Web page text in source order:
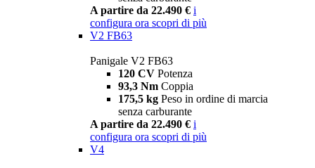
A partire da 22.490 € i
configura ora scopri di più
V2 FB63
Panigale V2 FB63
120 CV Potenza
93,3 Nm Coppia
175,5 kg Peso in ordine di marcia
senza carburante
A partire da 22.490 € i
configura ora scopri di più
V4